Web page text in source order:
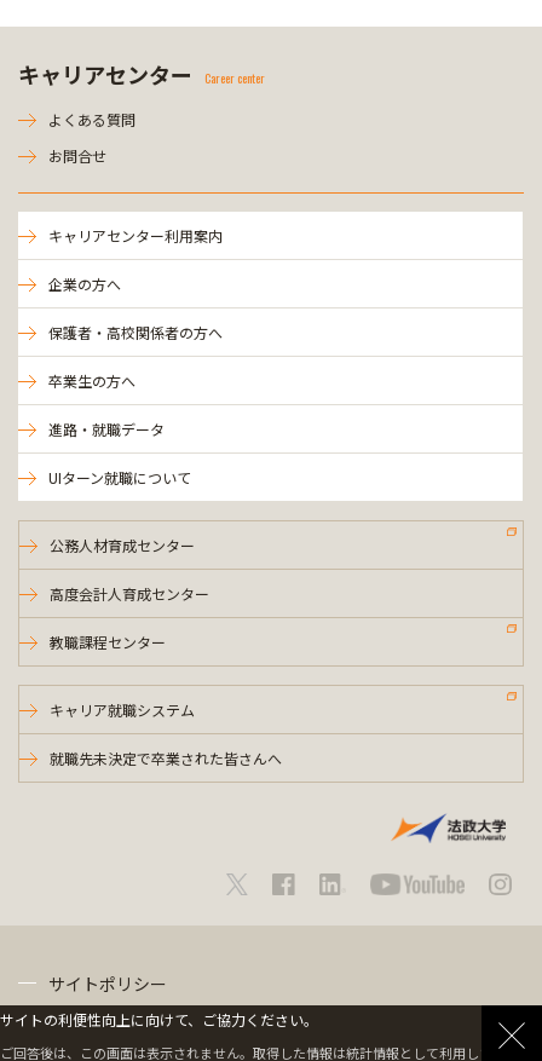
キャリアセンター Career center
よくある質問
お問合せ
キャリアセンター利用案内
企業の方へ
保護者・高校関係者の方へ
卒業生の方へ
進路・就職データ
UIターン就職について
公務人材育成センター
高度会計人育成センター
教職課程センター
キャリア就職システム
就職先未決定で卒業された皆さんへ
サイトポリシー
サイトの利便性向上に向けて、ご協力ください。
ご回答後は、この画面は表示されません。取得した情報は統計情報として利用します。